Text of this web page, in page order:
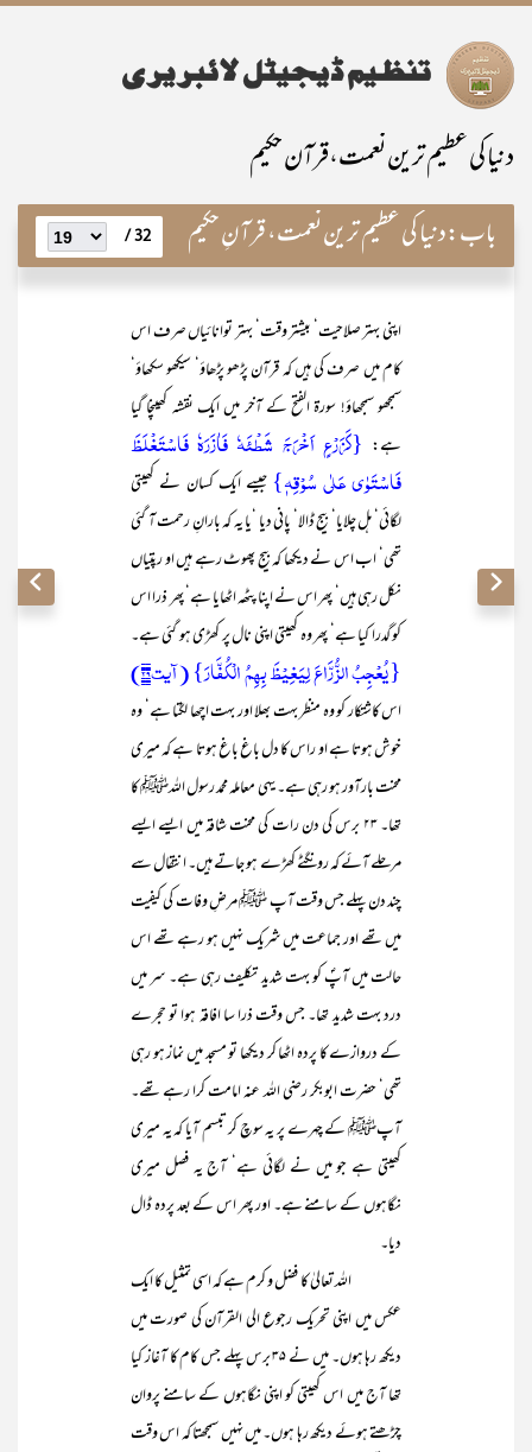
دنیا کی عظیم ترین نعمت،قرآن حکیم
باب:دنیا کی عظیم ترین نعمت، قرآنِ حکیم 32 /
اپنی بہتر صلاحیت‘ بیشتر وقت‘ بہتر توانائیاں صرف اس
کام میں صرف کی ہیں کہ قرآن پڑھو پڑھاؤ‘ سیکھو سکھاؤ‘
سمجھو سمجھاؤ! سورۃ الفتح کے آخر میں ایک نقشہ کھینچا گیا
ہے: {کَزَرْعٍ اَخْرَجَ شَطْئَہٗ فَاٰزَرَہٗ فَاسْتَغْلَظَ
فَاسْتَوٰی عَلٰی سُوْقِہٖ}جیسے ایک کسان نے کھیتی
لگائی‘ ہل چلایا‘ بیج ڈالا‘ پانی دیا ‘یا یہ کہ بارانِ رحمت آ گئی
تھی‘ اب اس نے دیکھا کہ بیج پھوٹ رہے ہیں او رپتیاں
نکل رہی ہیں‘ پھر اس نے اپنا پٹھہ اٹھایا ہے‘ پھر ذرا اس
کو گدرا کیا ہے‘ پھر وہ کھیتی اپنی نال پر کھڑی ہو گئی ہے۔
{یُعْجِبُ الزُّرَّاعَ لِیَغِیْظَ بِھِمُ الْکُفَّارَ} (آیت۲۹)
اس کاشتکار کو وہ منظر بہت بھلا اور بہت اچھا لگتا ہے‘ وہ
خوش ہوتا ہے او راس کا دل باغ باغ ہوتا ہے کہ میری
محنت بارآور ہو رہی ہے۔ یہی معاملہ محمد رسول اللہﷺ کا
تھا۔ ۲۳ برس کی دن رات کی محنت شاقہ میں ایسے ایسے
مرحلے آئے کہ رونگٹے کھڑے ہو جاتے ہیں۔ انتقال سے
چند دن پہلے جس وقت آپ ﷺ مرضِ وفات کی کیفیت
میں تھے اور جماعت میں شریک نہیں ہو رہے تھے اس
حالت میں آپؐ کو بہت شدید تکلیف رہی ہے۔ سر میں
درد بہت شدید تھا۔ جس وقت ذرا سا افاقہ ہوا تو حجرے
کے دروازے کا پردہ اٹھا کر دیکھا تو مسجد میں نماز ہو رہی
تھی‘ حضرت ابوبکر رضی اللہ عنہ امامت کرا رہے تھے۔
آپﷺ کے چہرے پر یہ سوچ کر تبسم آیا کہ یہ میری
کھیتی ہے جو میں نے لگائی ہے‘ آج یہ فصل میری
نگاہوں کے سامنے ہے۔ اور پھر اس کے بعد پردہ ڈال
دیا۔
اللہ تعالیٰ کا فضل و کرم ہے کہ اسی تمثیل کا ایک
عکس میں اپنی تحریک رجوع الی القرآن کی صورت میں
دیکھ رہا ہوں۔ میں نے ۳۵ برس پہلے جس کام کا آغاز کیا
تھا آج میں اس کھیتی کو اپنی نگاہوں کے سامنے پروان
چڑھتے ہوئے دیکھ رہا ہوں۔ میں نہیں سمجھتا کہ اس وقت